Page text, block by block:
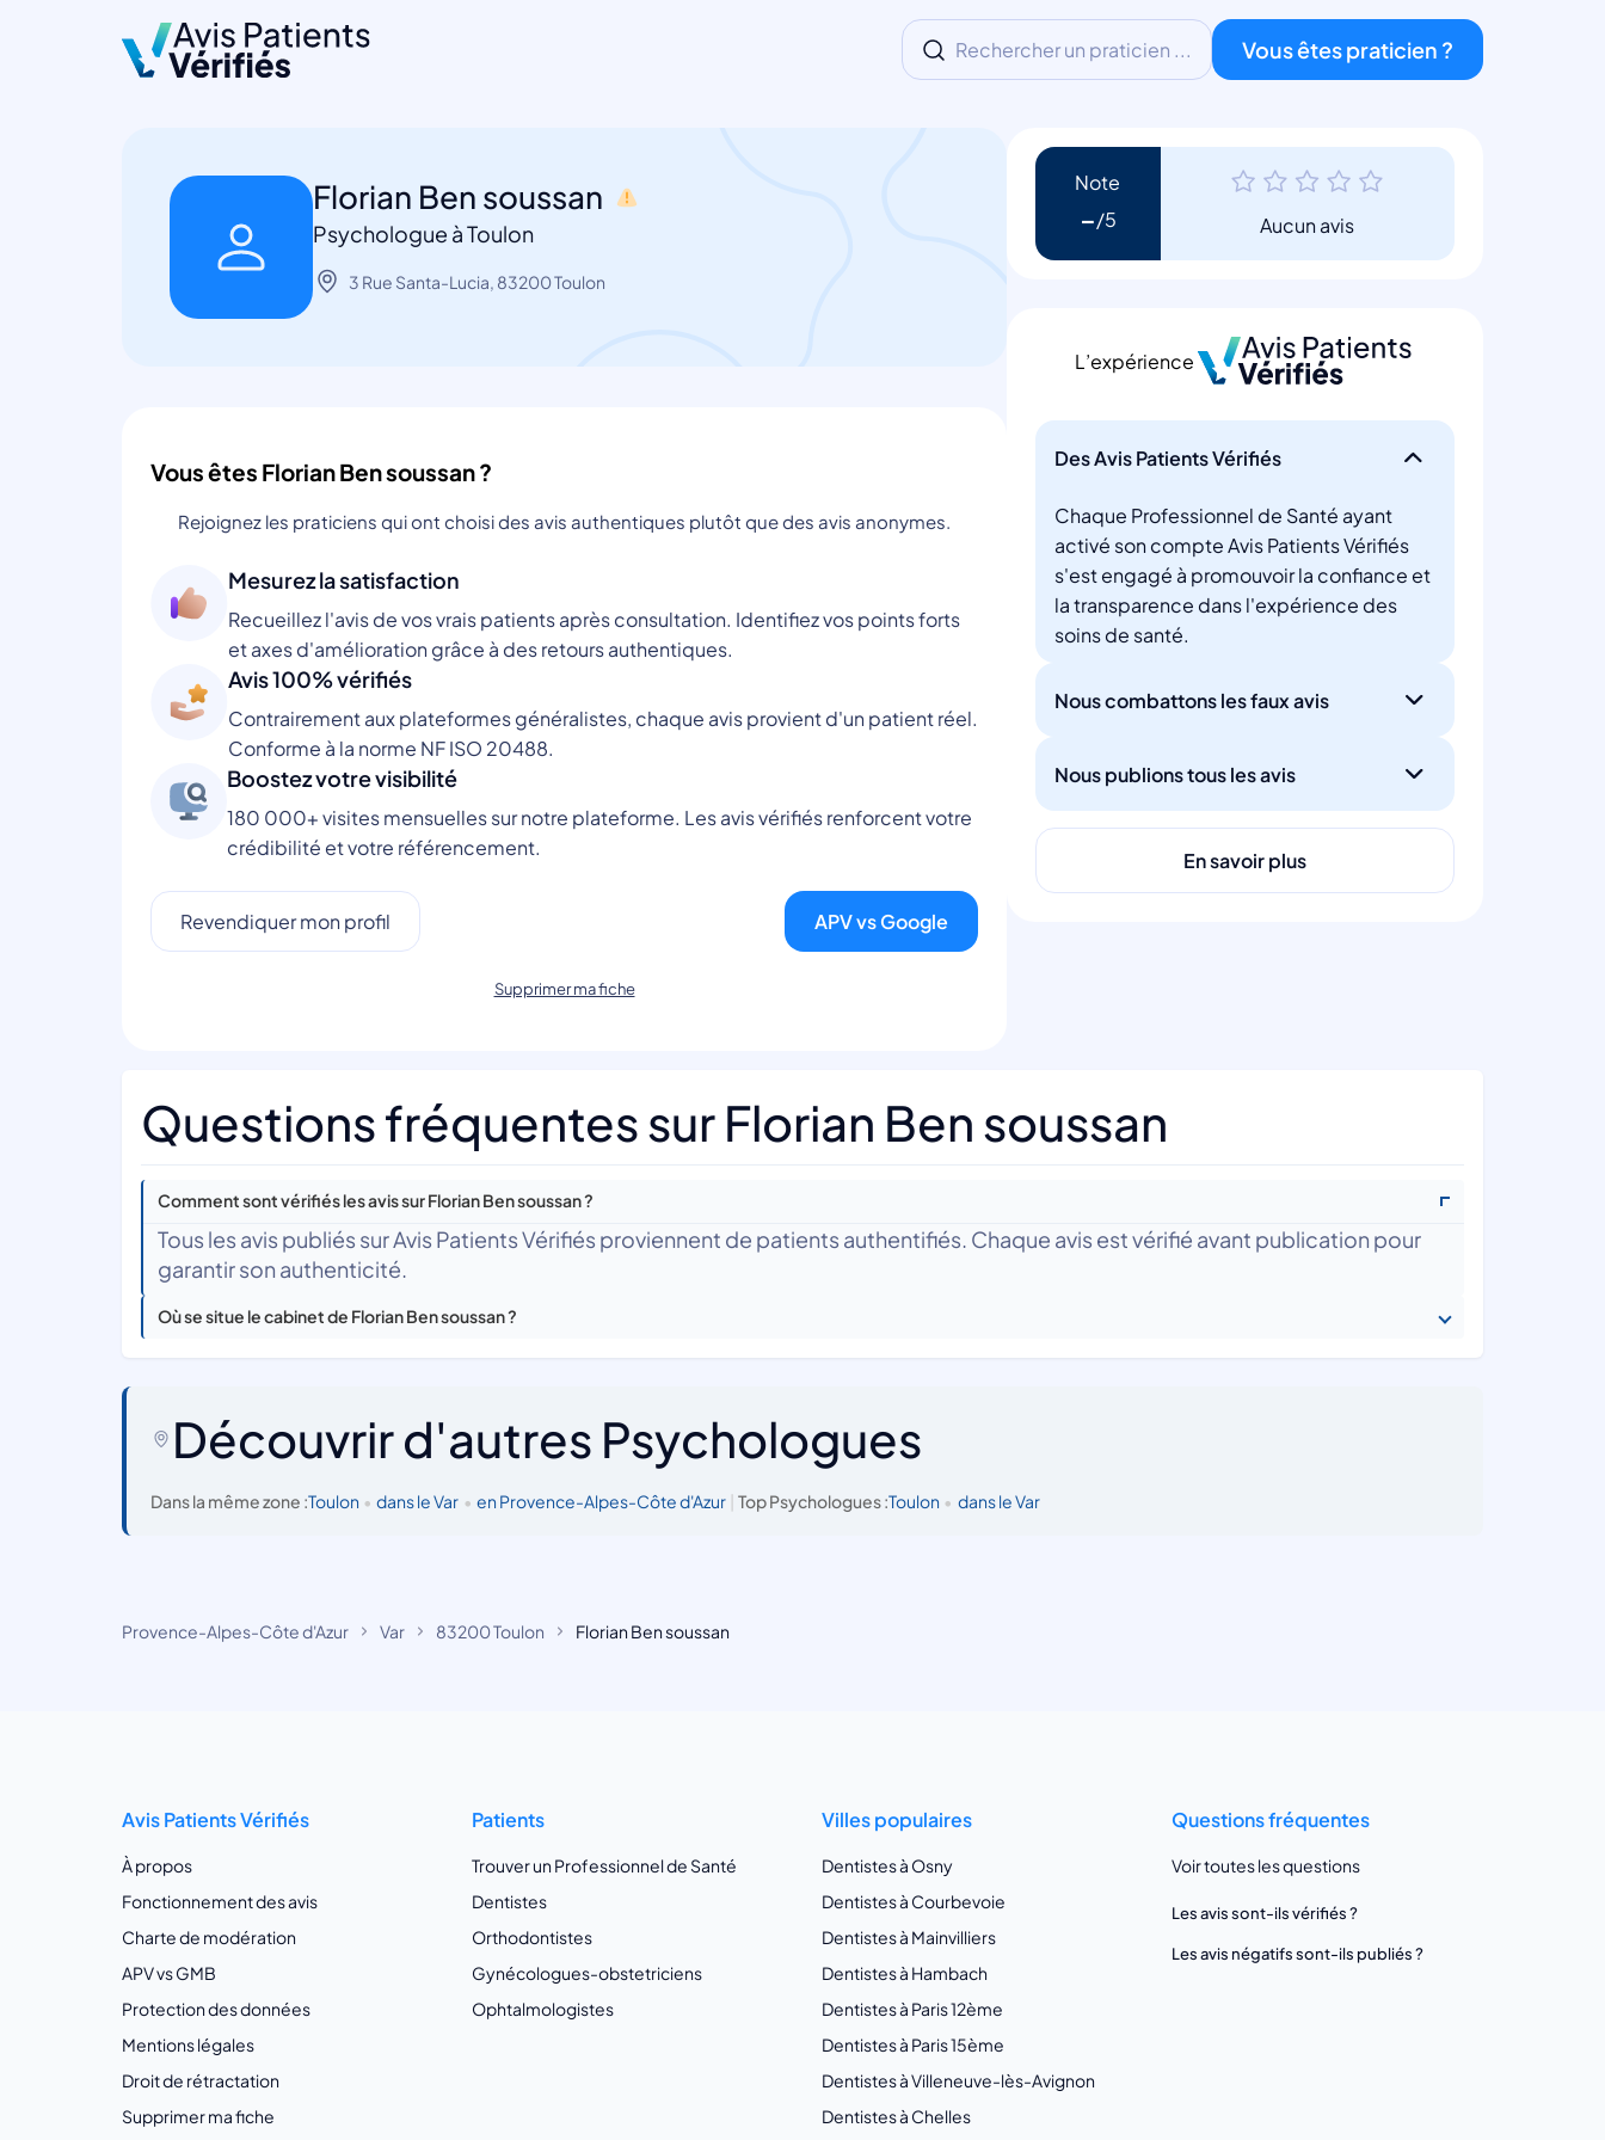
Rechercher un praticien ... Vous êtes praticien ?
Florian Ben soussan
Psychologue à Toulon
3 Rue Santa-Lucia, 83200 Toulon
Vous êtes Florian Ben soussan ?
Rejoignez les praticiens qui ont choisi des avis authentiques plutôt que des avis anonymes.
Mesurez la satisfaction
Recueillez l'avis de vos vrais patients après consultation. Identifiez vos points forts
et axes d'amélioration grâce à des retours authentiques.
Avis 100% vérifiés
Contrairement aux plateformes généralistes, chaque avis provient d'un patient réel.
Conforme à la norme NF ISO 20488.
Boostez votre visibilité
180 000+ visites mensuelles sur notre plateforme. Les avis vérifiés renforcent votre
crédibilité et votre référencement.
Revendiquer mon profil APV vs Google
Supprimer ma fiche
Note
- Aucun avis
L’expérience
Des Avis Patients Vérifiés
Chaque Professionnel de Santé ayant
activé son compte Avis Patients Vérifiés
s'est engagé à promouvoir la confiance et
la transparence dans l'expérience des
soins de santé.
Nous combattons les faux avis
Nous publions tous les avis
En savoir plus
Questions fréquentes sur Florian Ben soussan
Comment sont vérifiés les avis sur Florian Ben soussan ?
Tous les avis publiés sur Avis Patients Vérifiés proviennent de patients authentifiés. Chaque avis est vérifié avant publication pour
garantir son authenticité.
Où se situe le cabinet de Florian Ben soussan ?
Découvrir d'autres Psychologues
Dans la même zone :Toulon • dans le Var • en Provence-Alpes-Côte d'Azur | Top Psychologues :Toulon • dans le Var
Provence-Alpes-Côte d'Azur Var 83200 Toulon Florian Ben soussan
Avis Patients Vérifiés
À propos
Fonctionnement des avis
Charte de modération
APV vs GMB
Protection des données
Mentions légales
Droit de rétractation
Supprimer ma fiche
Patients
Trouver un Professionnel de Santé
Dentistes
Orthodontistes
Gynécologues-obstetriciens
Ophtalmologistes
Villes populaires
Dentistes à Osny
Dentistes à Courbevoie
Dentistes à Mainvilliers
Dentistes à Hambach
Dentistes à Paris 12ème
Dentistes à Paris 15ème
Dentistes à Villeneuve-lès-Avignon
Dentistes à Chelles
Questions fréquentes
Voir toutes les questions
Les avis sont-ils vérifiés ?
Les avis négatifs sont-ils publiés ?